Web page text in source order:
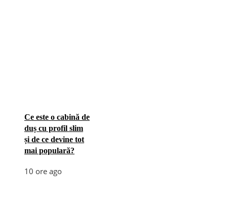
Ce este o cabină de
duș cu profil slim
și de ce devine tot
mai populară?
10 ore ago